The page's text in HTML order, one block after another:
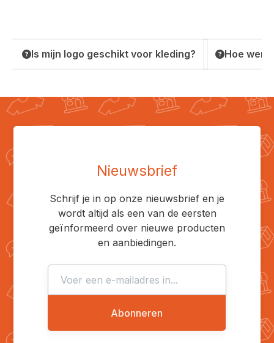
Is mijn logo geschikt voor kleding? Hoe
Nieuwsbrief
Schrijf je in op onze nieuwsbrief en je
wordt altijd als een van de eersten
geïnformeerd over nieuwe producten
en aanbiedingen.
Abonneren